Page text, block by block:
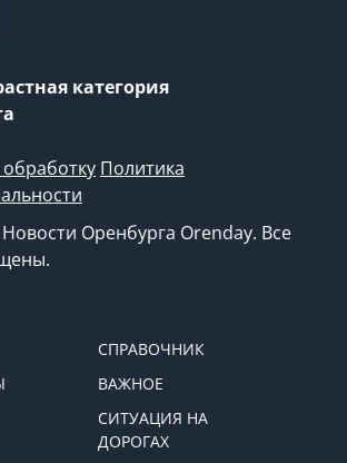
категория
Политика
Оренбурга Orenday. Все
СПРАВОЧНИК
ВАЖНОЕ
СИТУАЦИЯ НА
ДОРОГАХ